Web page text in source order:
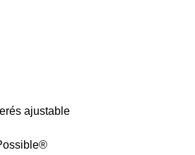
ajustable